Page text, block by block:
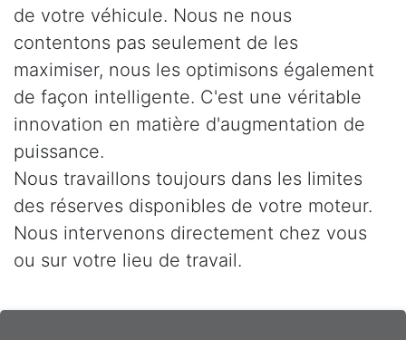
de votre véhicule. Nous ne nous
contentons pas seulement de les
maximiser, nous les optimisons également
de façon intelligente. C'est une véritable
innovation en matière d'augmentation de
puissance.
Nous travaillons toujours dans les limites
des réserves disponibles de votre moteur.
Nous intervenons directement chez vous
ou sur votre lieu de travail.